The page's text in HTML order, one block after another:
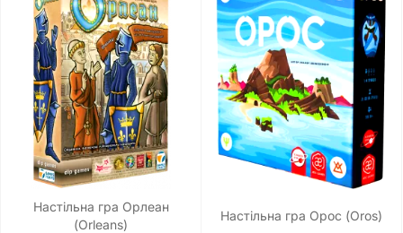
Настільна гра Орлеан
(Orleans)
Настільна гра Орос (Oros)